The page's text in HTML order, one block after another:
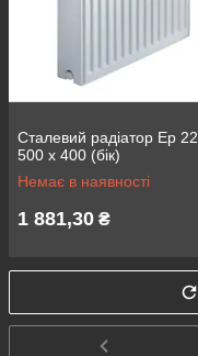
Сталевий радіатор Ep
500 x 400 (бік)
Немає в наявності
1 881,30 ₴